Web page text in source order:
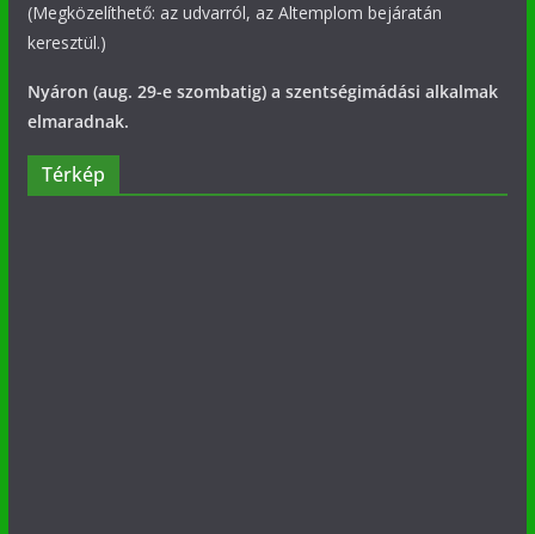
(Megközelíthető: az udvarról, az Altemplom bejáratán
keresztül.)
Nyáron (aug. 29-e szombatig) a szentségimádási alkalmak
elmaradnak.
Térkép